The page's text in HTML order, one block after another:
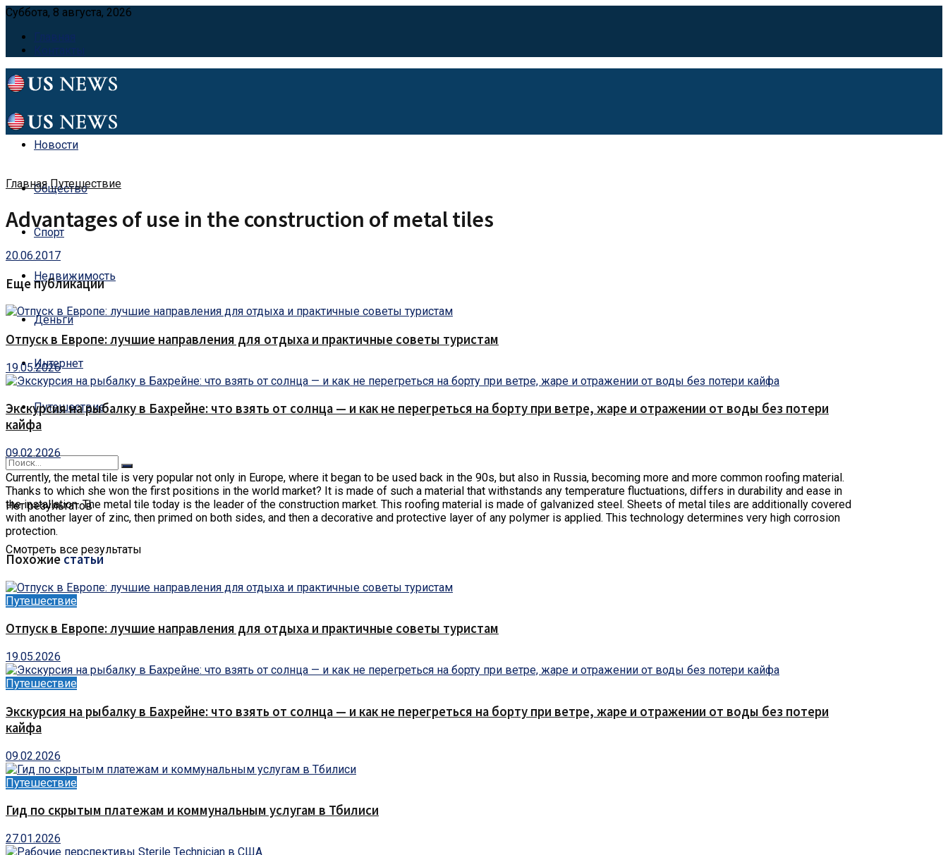
Суббота, 8 августа, 2026
Главная
Контакты
Новости
Общество
Спорт
Недвижимость
Деньги
Интернет
Путешествие
Нет результатов
Смотреть все результаты
Главная Путешествие
Advantages of use in the construction of metal tiles
20.06.2017
Еще публикации
Отпуск в Европе: лучшие направления для отдыха и практичные советы туристам
19.05.2026
Экскурсия на рыбалку в Бахрейне: что взять от солнца — и как не перегреться на борту при ветре, жаре и отражении от воды без потери
кайфа
09.02.2026
Currently, the metal tile is very popular not only in Europe, where it began to be used back in the 90s, but also in Russia, becoming more and more common roofing material.
Thanks to which she won the first positions in the world market? It is made of such a material that withstands any temperature fluctuations, differs in durability and ease in
the installation. The metal tile today is the leader of the construction market. This roofing material is made of galvanized steel. Sheets of metal tiles are additionally covered
with another layer of zinc, then primed on both sides, and then a decorative and protective layer of any polymer is applied. This technology determines very high corrosion
protection.
Похожие статьи
Путешествие
Отпуск в Европе: лучшие направления для отдыха и практичные советы туристам
19.05.2026
Путешествие
Экскурсия на рыбалку в Бахрейне: что взять от солнца — и как не перегреться на борту при ветре, жаре и отражении от воды без потери
кайфа
09.02.2026
Путешествие
Гид по скрытым платежам и коммунальным услугам в Тбилиси
27.01.2026